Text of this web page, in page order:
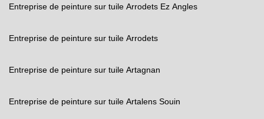
Entreprise de peinture sur tuile Arrodets Ez Angles
Entreprise de peinture sur tuile Arrodets
Entreprise de peinture sur tuile Artagnan
Entreprise de peinture sur tuile Artalens Souin